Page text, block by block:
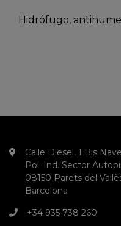
Hidrófugo,
Calle Diesel, 1 Bis
Pol. Ind. Sector
08150 Parets del
Barcelona
+34 935 738 260